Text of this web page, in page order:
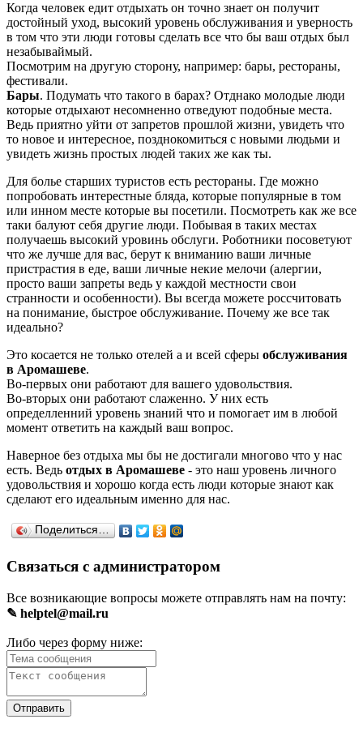
Когда человек едит отдыхать он точно знает он получит
достойный уход, высокий уровень обслуживания и уверность
в том что эти люди готовы сделать все что бы ваш отдых был
незабываймый.
Посмотрим на другую сторону, например: бары, рестораны,
фестивали.
Бары. Подумать что такого в барах? Отднако молодые люди
которые отдыхают несомненно отведуют подобные места.
Ведь приятно уйти от запретов прошлой жизни, увидеть что
то новое и интересное, позднокомиться с новыми людьми и
увидеть жизнь простых людей таких же как ты.
Для болье старших туристов есть рестораны. Где можно
попробовать интерестные бляда, которые популярные в том
или инном месте которые вы посетили. Посмотреть как же все
таки балуют себя другие люди. Побывая в таких местах
получаешь высокий уровинь обслуги. Роботники посоветуют
что же лучше для вас, берут к вниманию ваши личные
пристрастия в еде, ваши личные некие мелочи (алергии,
просто ваши запреты ведь у каждой местности свои
странности и особенности). Вы всегда можете россчитовать
на понимание, быстрое обслуживание. Почему же все так
идеально?
Это косается не только отелей а и всей сферы обслуживания
в Аромашеве.
Во-первых они работают для вашего удовольствия.
Во-вторых они работают слаженно. У них есть
определленний уровень знаний что и помогает им в любой
момент ответить на каждый ваш вопрос.
Наверное без отдыха мы бы не достигали многово что у нас
есть. Ведь отдых в Аромашеве - это наш уровень личного
удовольствия и хорошо когда есть люди которые знают как
сделают его идеальным именно для нас.
Поделиться…
Связаться с администратором
Все возникающие вопросы можете отправлять нам на почту:
✎ helptel@mail.ru
Либо через форму ниже: